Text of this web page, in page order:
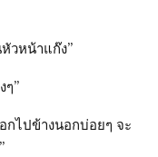
วหน้าแก๊ง”
ๆ”
กไปข้างนอกบ่อยๆ จะ